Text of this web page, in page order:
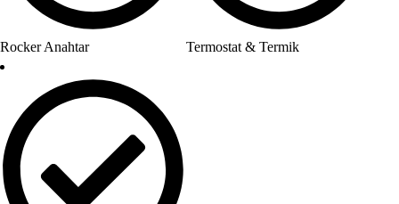
Rocker Anahtar Termostat & Termik